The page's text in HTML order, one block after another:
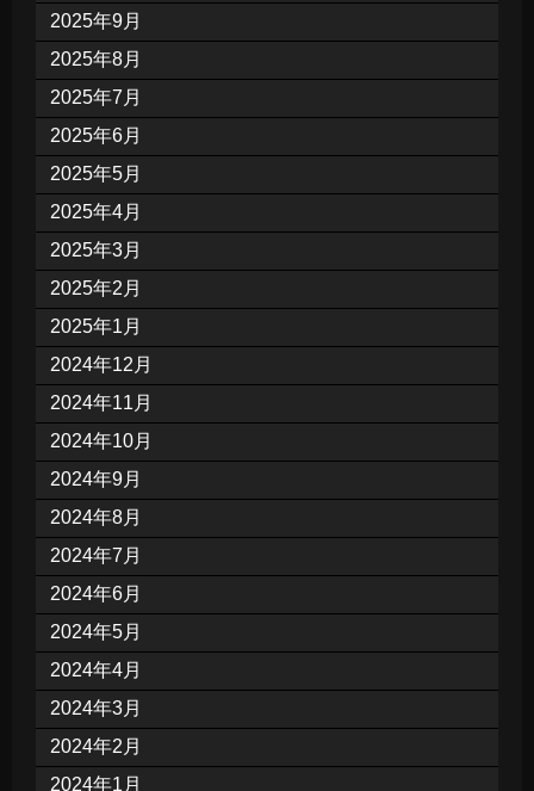
2025年9月
2025年8月
2025年7月
2025年6月
2025年5月
2025年4月
2025年3月
2025年2月
2025年1月
2024年12月
2024年11月
2024年10月
2024年9月
2024年8月
2024年7月
2024年6月
2024年5月
2024年4月
2024年3月
2024年2月
2024年1月